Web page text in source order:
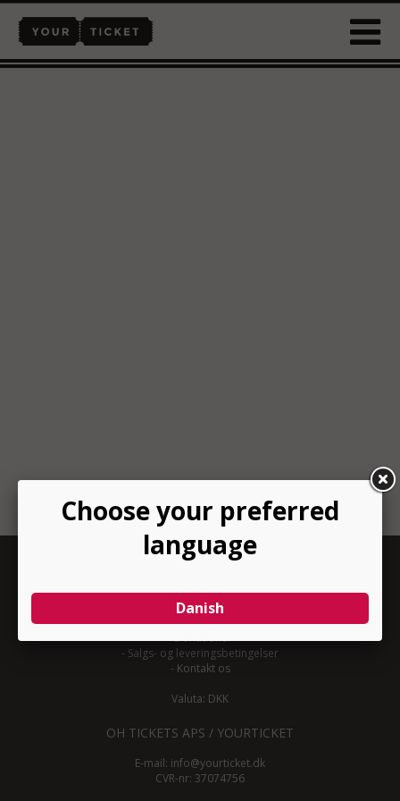
INFORMATION
-Om YourTicket
Bliv arrangør
-Arrangør login
-Donationer
- Salgs- og leveringsbetingelser
- Kontakt os
Valuta: DKK
OH TICKETS APS / YOURTICKET
E-mail: info@yourticket.dk
CVR-nr: 37074756